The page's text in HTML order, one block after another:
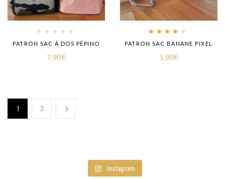
PATRON SAC À DOS PÉPINO
7,90€
Rated4.00
out of 5
PATRON SAC BANANE PIXEL
5,90€
1 2
Instagram